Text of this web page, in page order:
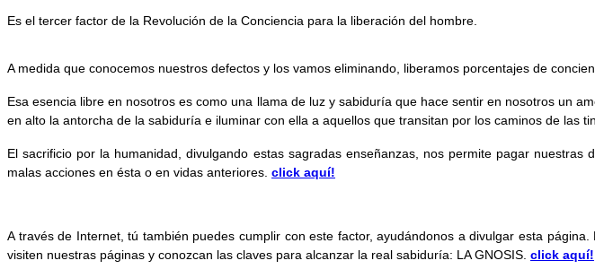
Es el tercer factor de la Revolución de la Conciencia para la liberación del hombre.
A medida que conocemos nuestros defectos y los vamos eliminando, liberamos porcentajes de
Esa esencia libre en nosotros es como una llama de luz y sabiduría que hace sentir en nosotros un
en alto la antorcha de la sabiduría e iluminar con ella a aquellos que transitan por los caminos de las
El sacrificio por la humanidad, divulgando estas sagradas enseñanzas, nos permite pagar
malas acciones en ésta o en vidas anteriores. click aquí!
A través de Internet, tú también puedes cumplir con este factor, ayudándonos a divulgar esta
visiten nuestras páginas y conozcan las claves para alcanzar la real sabiduría: LA GNOSIS. click aquí!